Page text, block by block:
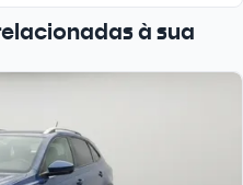
à sua